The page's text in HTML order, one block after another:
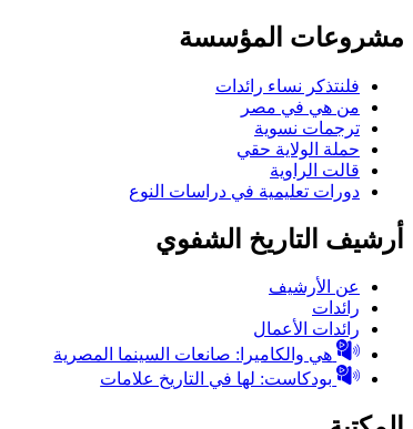
مشروعات المؤسسة
فلنتذكر نساء رائدات
من هي في مصر
ترجمات نسوية
حملة الولاية حقي
قالت الراوية
دورات تعليمية في دراسات النوع
أرشيف التاريخ الشفوي
عن الأرشيف
رائدات
رائدات الأعمال
هي والكاميرا: صانعات السينما المصرية
بودكاست: لها في التاريخ علامات